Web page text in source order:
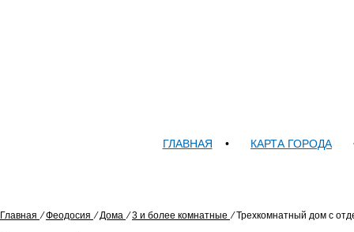
ГЛАВНАЯ • КАРТА ГОРОДА
Главная ⁄ Феодосия ⁄ Дома ⁄ 3 и более комнатные ⁄ Трехкомнатный дом с